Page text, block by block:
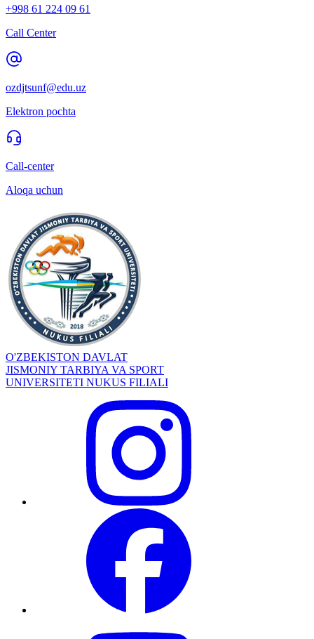
+998 61 224 09 61
Call Center
ozdjtsunf@edu.uz
Elektron pochta
Call-center
Aloqa uchun
O'ZBEKISTON DAVLAT
JISMONIY TARBIYA VA SPORT
UNIVERSITETI NUKUS FILIALI